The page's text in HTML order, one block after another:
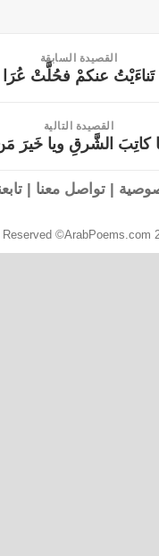
القصيدة السابقة
تَناءَيْتُ عنكمْ فحُلَّتْ عُرَا
القصيدة التالية
كاتِبَ الشَّرقِ ويا خَيرَ
|تواصل معنا |
©ArabPoems.com